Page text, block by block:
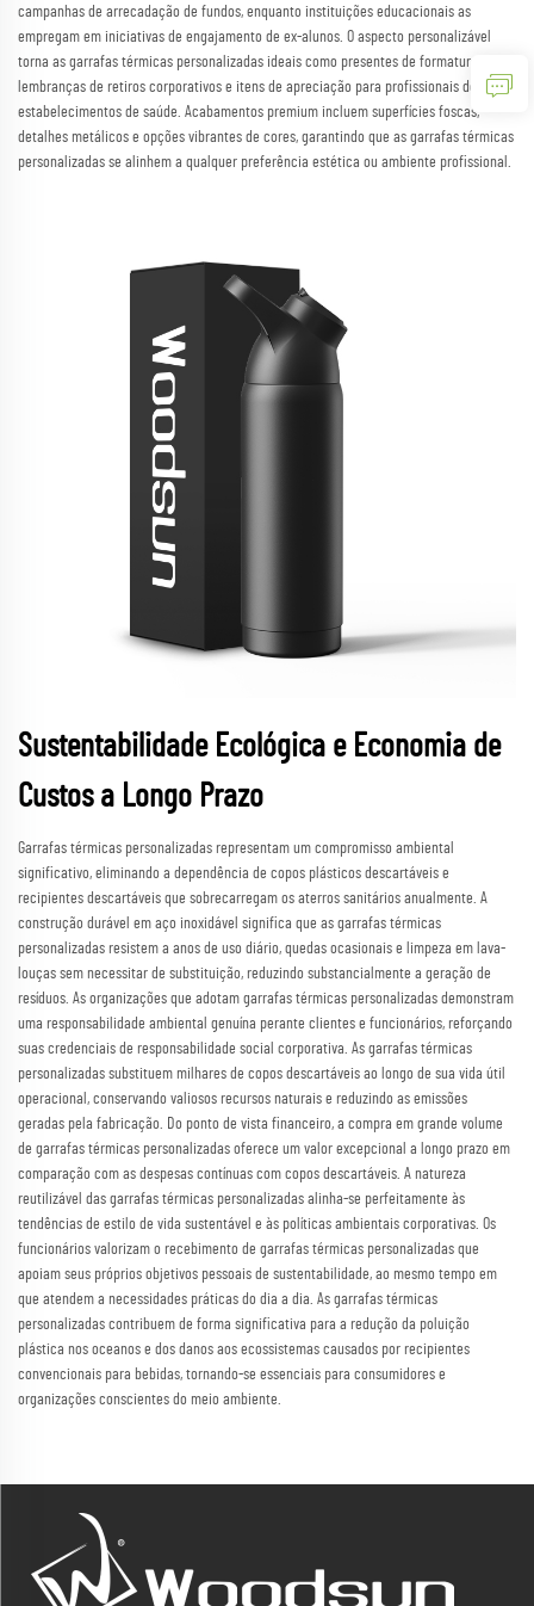
campanhas de arrecadação de fundos, enquanto instituições educacionais as
empregam em iniciativas de engajamento de ex-alunos. O aspecto personalizável
torna as garrafas térmicas personalizadas ideais como presentes de formatura,
lembranças de retiros corporativos e itens de apreciação para profissionais de
estabelecimentos de saúde. Acabamentos premium incluem superfícies foscas,
detalhes metálicos e opções vibrantes de cores, garantindo que as garrafas térmicas
personalizadas se alinhem a qualquer preferência estética ou ambiente profissional.
Sustentabilidade Ecológica e Economia de
Custos a Longo Prazo
Garrafas térmicas personalizadas representam um compromisso ambiental
significativo, eliminando a dependência de copos plásticos descartáveis e
recipientes descartáveis que sobrecarregam os aterros sanitários anualmente. A
construção durável em aço inoxidável significa que as garrafas térmicas
personalizadas resistem a anos de uso diário, quedas ocasionais e limpeza em lava-
louças sem necessitar de substituição, reduzindo substancialmente a geração de
resíduos. As organizações que adotam garrafas térmicas personalizadas demonstram
uma responsabilidade ambiental genuína perante clientes e funcionários, reforçando
suas credenciais de responsabilidade social corporativa. As garrafas térmicas
personalizadas substituem milhares de copos descartáveis ao longo de sua vida útil
operacional, conservando valiosos recursos naturais e reduzindo as emissões
geradas pela fabricação. Do ponto de vista financeiro, a compra em grande volume
de garrafas térmicas personalizadas oferece um valor excepcional a longo prazo em
comparação com as despesas contínuas com copos descartáveis. A natureza
reutilizável das garrafas térmicas personalizadas alinha-se perfeitamente às
tendências de estilo de vida sustentável e às políticas ambientais corporativas. Os
funcionários valorizam o recebimento de garrafas térmicas personalizadas que
apoiam seus próprios objetivos pessoais de sustentabilidade, ao mesmo tempo em
que atendem a necessidades práticas do dia a dia. As garrafas térmicas
personalizadas contribuem de forma significativa para a redução da poluição
plástica nos oceanos e dos danos aos ecossistemas causados por recipientes
convencionais para bebidas, tornando-se essenciais para consumidores e
organizações conscientes do meio ambiente.